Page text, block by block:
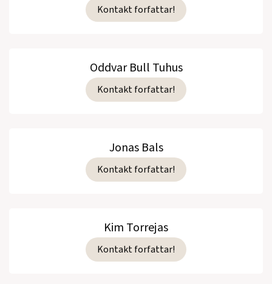
Kontakt forfattar!
Oddvar Bull Tuhus
Kontakt forfattar!
Jonas Bals
Kontakt forfattar!
Kim Torrejas
Kontakt forfattar!